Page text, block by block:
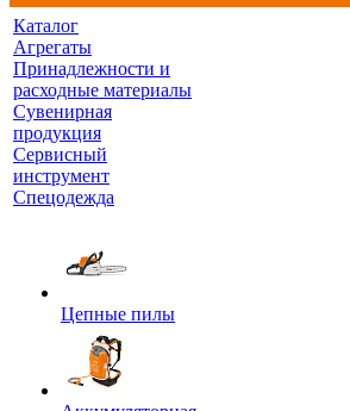
Каталог
Агрегаты
Принадлежности и
расходные материалы
Сувенирная
продукция
Сервисный
инструмент
Спецодежда
Цепные пилы